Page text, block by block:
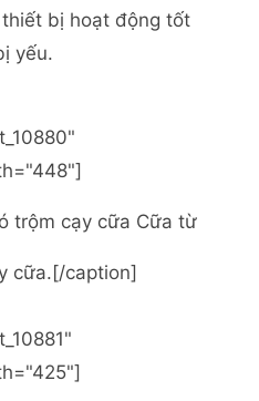
bị hoạt động tốt
yếu.
Cữa từ
cữa.[/caption]